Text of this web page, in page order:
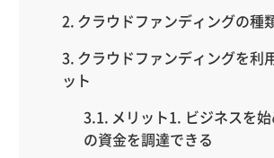
クラウドファンディングの種
クラウドファンディングを利
ット
メリット1. ビジネスを
の資金を調達できる